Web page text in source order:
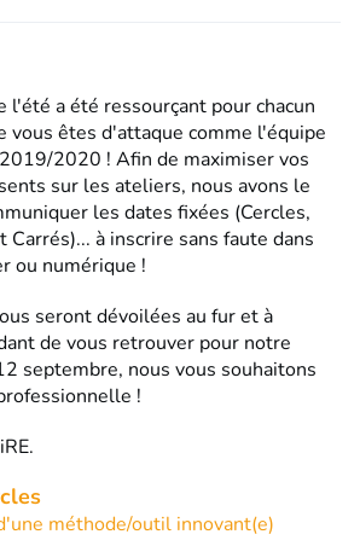
l'été a été ressourçant pour chacun
vous êtes d'attaque comme l'équipe
2020 ! Afin de maximiser vos
sur les ateliers, nous avons le
les dates fixées (Cercles,
Carrés)... à inscrire sans faute dans
ou numérique !
seront dévoilées au fur et à
de vous retrouver pour notre
septembre, nous vous souhaitons
!
méthode/outil innovant(e)